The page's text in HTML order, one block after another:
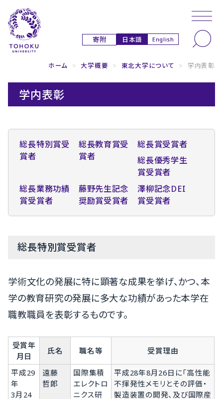
寄附 日本語 English
ホーム > 大学概要 > 東北大学について > 学内表彰
学内表彰
総長特別賞受
賞者
総長教育賞受
賞者
総長賞受賞者
総長優秀学生
賞受賞者
総長業務功績
賞受賞者
藤野先生記念
奨励賞受賞者
澤柳記念DEI
賞受賞者
総長特別賞受賞者
学術文化の発展に特に顕著な成果を挙げ、かつ、本
学の教育研究の発展に多大な功績があった本学在
職教職員を表彰するものです。
受賞年
月日
氏名 職名等 受賞理由
平成29
年
3月24
遠藤
哲郎
国際集積
エレクトロ
ニクス研
平成28年8月26日に「高性能
不揮発性メモリとその評価・
製造装置の開発、及び国際産